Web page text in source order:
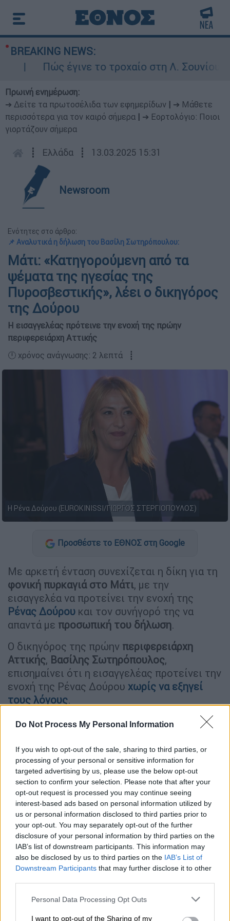
Do Not Process My Personal Information
If you wish to opt-out of the sale, sharing to third parties, or
processing of your personal or sensitive information for
targeted advertising by us, please use the below opt-out
section to confirm your selection. Please note that after your
opt-out request is processed you may continue seeing
interest-based ads based on personal information utilized by
us or personal information disclosed to third parties prior to
your opt-out. You may separately opt-out of the further
disclosure of your personal information by third parties on the
IAB’s list of downstream participants. This information may
also be disclosed by us to third parties on the IAB’s List of
Downstream Participants that may further disclose it to other
Please note that this website/app uses one or more Google
not limited to your visit or usage behaviour. You may click to
Personal Data Processing Opt Outs
I want to opt-out of the Sharing of my
BREAKING NEWS:
Πώς έγινε το τροχαίο στη Λ. Σουνίου:
Πρωινή ενημέρωση:
➔ Δείτε τα πρωτοσέλιδα των εφημερίδων
➔ Μάθετε
περισσότερα για τον καιρό σήμερα
➔ Εορτολόγιο: Ποιοι
γιορτάζουν σήμερα
┋ Ελλάδα ┋ 13.03.2025 15:31
Newsroom
Ενότητες στο άρθρο:
📌 Αναλυτικά η δήλωση του Βασίλη Σωτηρόπουλου:
Μάτι: «Κατηγορούμενη από τα
ψέματα της ηγεσίας της
Πυροσβεστικής», λέει ο δικηγόρος
της Δούρου
Η εισαγγελέας πρότεινε την ενοχή της πρώην
περιφερειάρχη Αττικής
🕛 χρόνος ανάγνωσης: 2 λεπτά ┋
Η Ρένα Δούρου (ΕUROKINISSI/ΓΙΩΡΓΟΣ ΣΤΕΡΓΙΟΠΟΥΛΟΣ)
Προσθέστε το ΕΘΝΟΣ στη Google
Με αρκετή ένταση συνεχίζεται η δίκη για τη
φονική πυρκαγιά στο Μάτι, με την
εισαγγελέα να προτείνει την ενοχή της
Ρένας Δούρου και τον συνήγορό της να
απαντά με προσωπική του δήλωση.
Ο δικηγόρος της πρώην περιφερειάρχη
Αττικής, Βασίλης Σωτηρόπουλος,
επισημαίνει ότι η εισαγγελέας προτείνει την
ενοχή της Ρένας Δούρου χωρίς να εξηγεί
τους λόγους.
ΔΙΑΒΑΣΤΕ ΕΠΙΣΗΣ
Ελλάδα|13.03.2025 13:59
Τροχαίο με έναν σοβαρά τραυματία
στη Λεωφόρο Βάρης Κορωπίου και
Αγίας Μαρίνας
Αναλυτικά η δήλωση του Βασίλη
Σωτηρόπουλου:
«Το πειθαρχικό συμβούλιο αιρετών,
ανώτερους δικαστές, έκρινε ομόφωνα ότι